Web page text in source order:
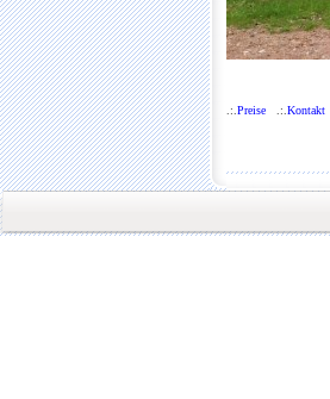
.:. Preise .:. Kontakt